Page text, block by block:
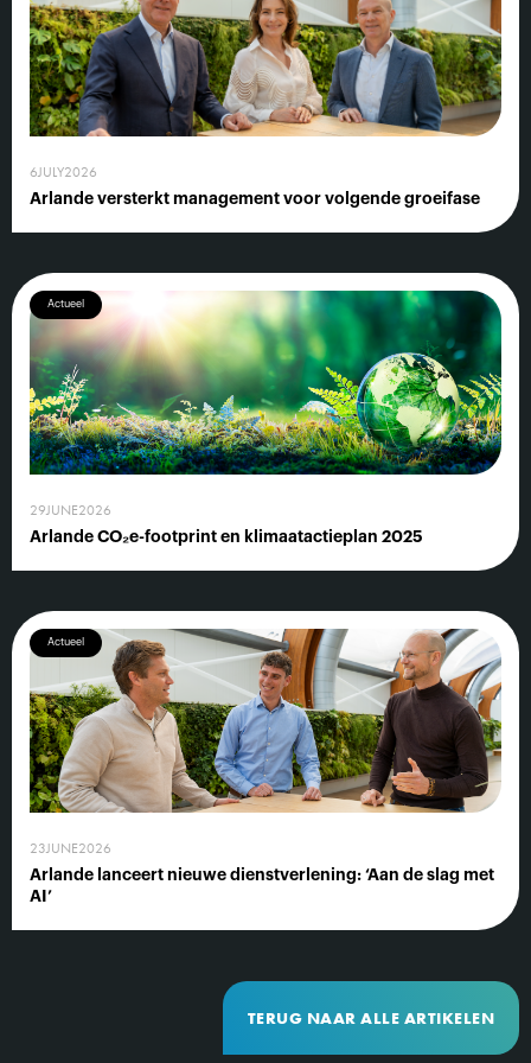
6JULY2026
Arlande versterkt management voor volgende groeifase
Actueel
29JUNE2026
Arlande CO₂e-footprint en klimaatactieplan 2025
Actueel
23JUNE2026
Arlande lanceert nieuwe dienstverlening: ‘Aan de slag met
AI’
TERUG NAAR ALLE ARTIKELEN